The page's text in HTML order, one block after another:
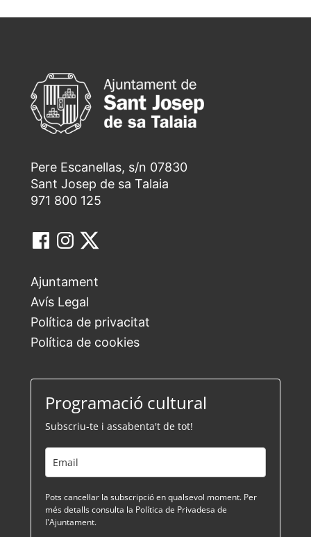
Pere Escanellas, s/n 07830
Sant Josep de sa Talaia
971 800 125
Ajuntament
Avís Legal
Política de privacitat
Política de cookies
Programació cultural
Subscriu-te i assabenta't de tot!
Pots cancel·lar la subscripció en qualsevol moment. Per
més detalls consulta la Política de Privadesa de
l'Ajuntament.